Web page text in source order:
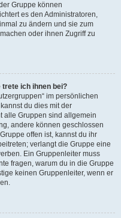
Gruppe können
es den Administratoren,
zu ändern und sie zum
oder ihnen Zugriff zu
trete ich ihnen bei?
im persönlichen
du dies mit der
alle Gruppen sind allgemein
andere können geschlossen
offen ist, kannst du ihr
verlangt die Gruppe eine
Ein Gruppenleiter muss
fragen, warum du in die Gruppe
keinen Gruppenleiter, wenn er